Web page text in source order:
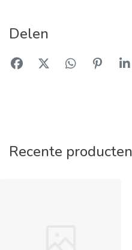
Delen
Recente producten